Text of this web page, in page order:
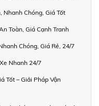
Nhanh Chóng, Giá Tốt
Toàn, Giá Cạnh Tranh
Chóng, Giá Rẻ, 24/7
Nhanh 24/7
Tốt – Giải Pháp Vận